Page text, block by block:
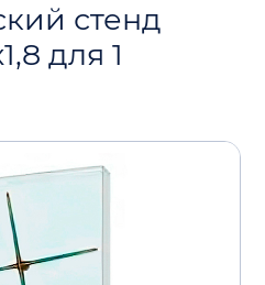
стенд
для 1